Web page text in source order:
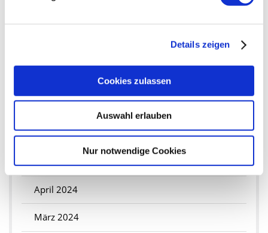
Details zeigen
Cookies zulassen
Auswahl erlauben
Nur notwendige Cookies
Oktober 2024
Juni 2024
Mai 2024
April 2024
März 2024